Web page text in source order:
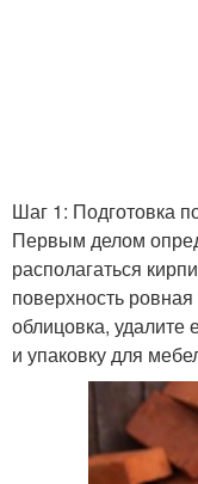
Шаг 1: Подготовка
Первым делом
располагаться
поверхность
облицовка, удалите
и упаковку для